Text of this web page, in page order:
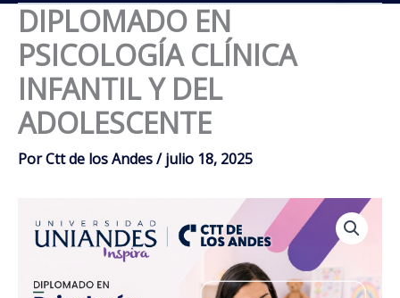
DIPLOMADO EN
PSICOLOGÍA CLÍNICA
INFANTIL Y DEL
ADOLESCENTE
PorCtt de los Andes/julio 18, 2025